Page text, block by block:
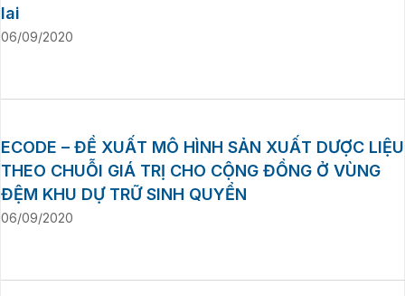
lai
06/09/2020
ECODE – ĐỀ XUẤT MÔ HÌNH SẢN XUẤT DƯỢC LIỆU
THEO CHUỖI GIÁ TRỊ CHO CỘNG ĐỒNG Ở VÙNG
ĐỆM KHU DỰ TRỮ SINH QUYỂN
06/09/2020